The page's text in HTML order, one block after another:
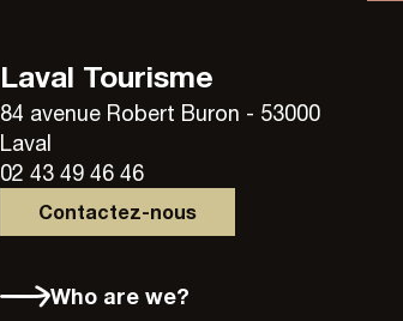
Laval Tourisme
84 avenue Robert Buron - 53000
Laval
02 43 49 46 46
Contactez-nous
Who are we?